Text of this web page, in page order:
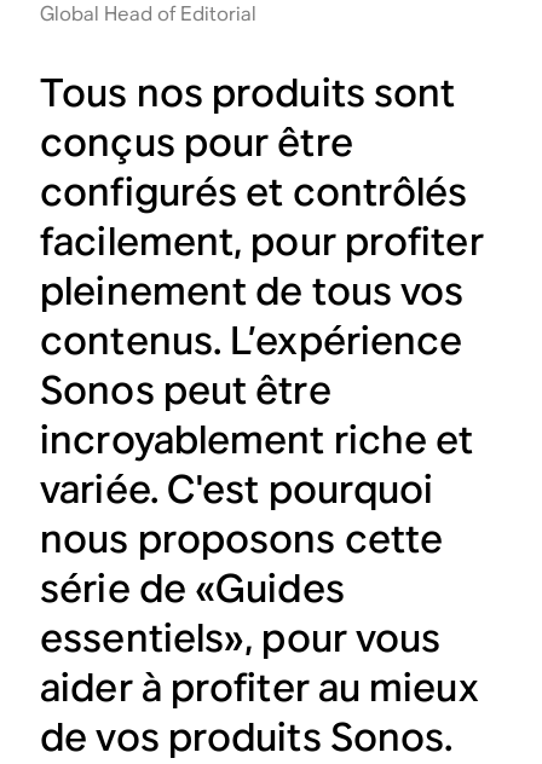
Global Head of Editorial
Tous nos produits sont
conçus pour être
configurés et contrôlés
facilement, pour profiter
pleinement de tous vos
contenus. L’expérience
Sonos peut être
incroyablement riche et
variée. C'est pourquoi
nous proposons cette
série de «Guides
essentiels», pour vous
aider à profiter au mieux
de vos produits Sonos.